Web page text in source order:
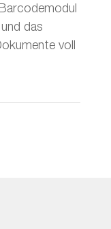
das
voll